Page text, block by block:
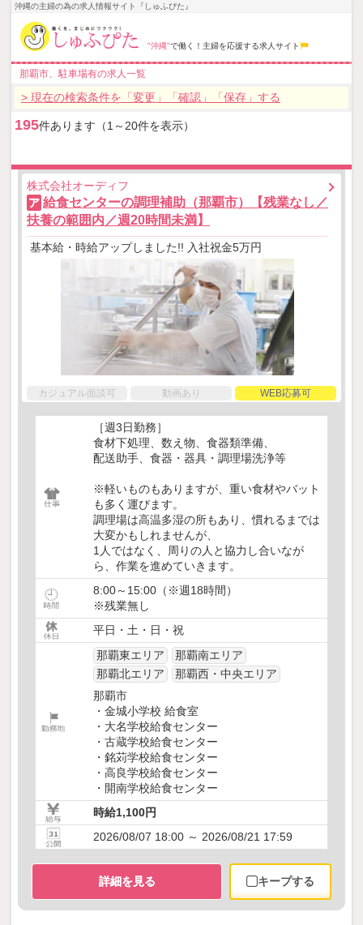
沖縄の主婦の為の求人情報サイト『しゅふぴた』
"沖縄"で働く！主婦を応援する求人サイト
那覇市、駐車場有の求人一覧
> 現在の検索条件を「変更」「確認」「保存」する
195件あります（1～20件を表示）
株式会社オーディフ
ア 給食センターの調理補助（那覇市）【残業なし／
扶養の範囲内／週20時間未満】
基本給・時給アップしました!! 入社祝金5万円
カジュアル面談可 動画あり WEB応募可
［週3日勤務］
食材下処理、数え物、食器類準備、
配送助手、食器・器具・調理場洗浄等
※軽いものもありますが、重い食材やバット
も多く運びます。
調理場は高温多湿の所もあり、慣れるまでは
大変かもしれませんが、
1人ではなく、周りの人と協力し合いなが
ら、作業を進めていきます。
8:00～15:00（※週18時間）
※残業無し
平日・土・日・祝
那覇東エリア
那覇南エリア
那覇北エリア
那覇西・中央エリア
那覇市
・金城小学校 給食室
・大名学校給食センター
・古蔵学校給食センター
・銘苅学校給食センター
・高良学校給食センター
・開南学校給食センター
時給1,100円
2026/08/07 18:00 ～ 2026/08/21 17:59
詳細を見る キープする